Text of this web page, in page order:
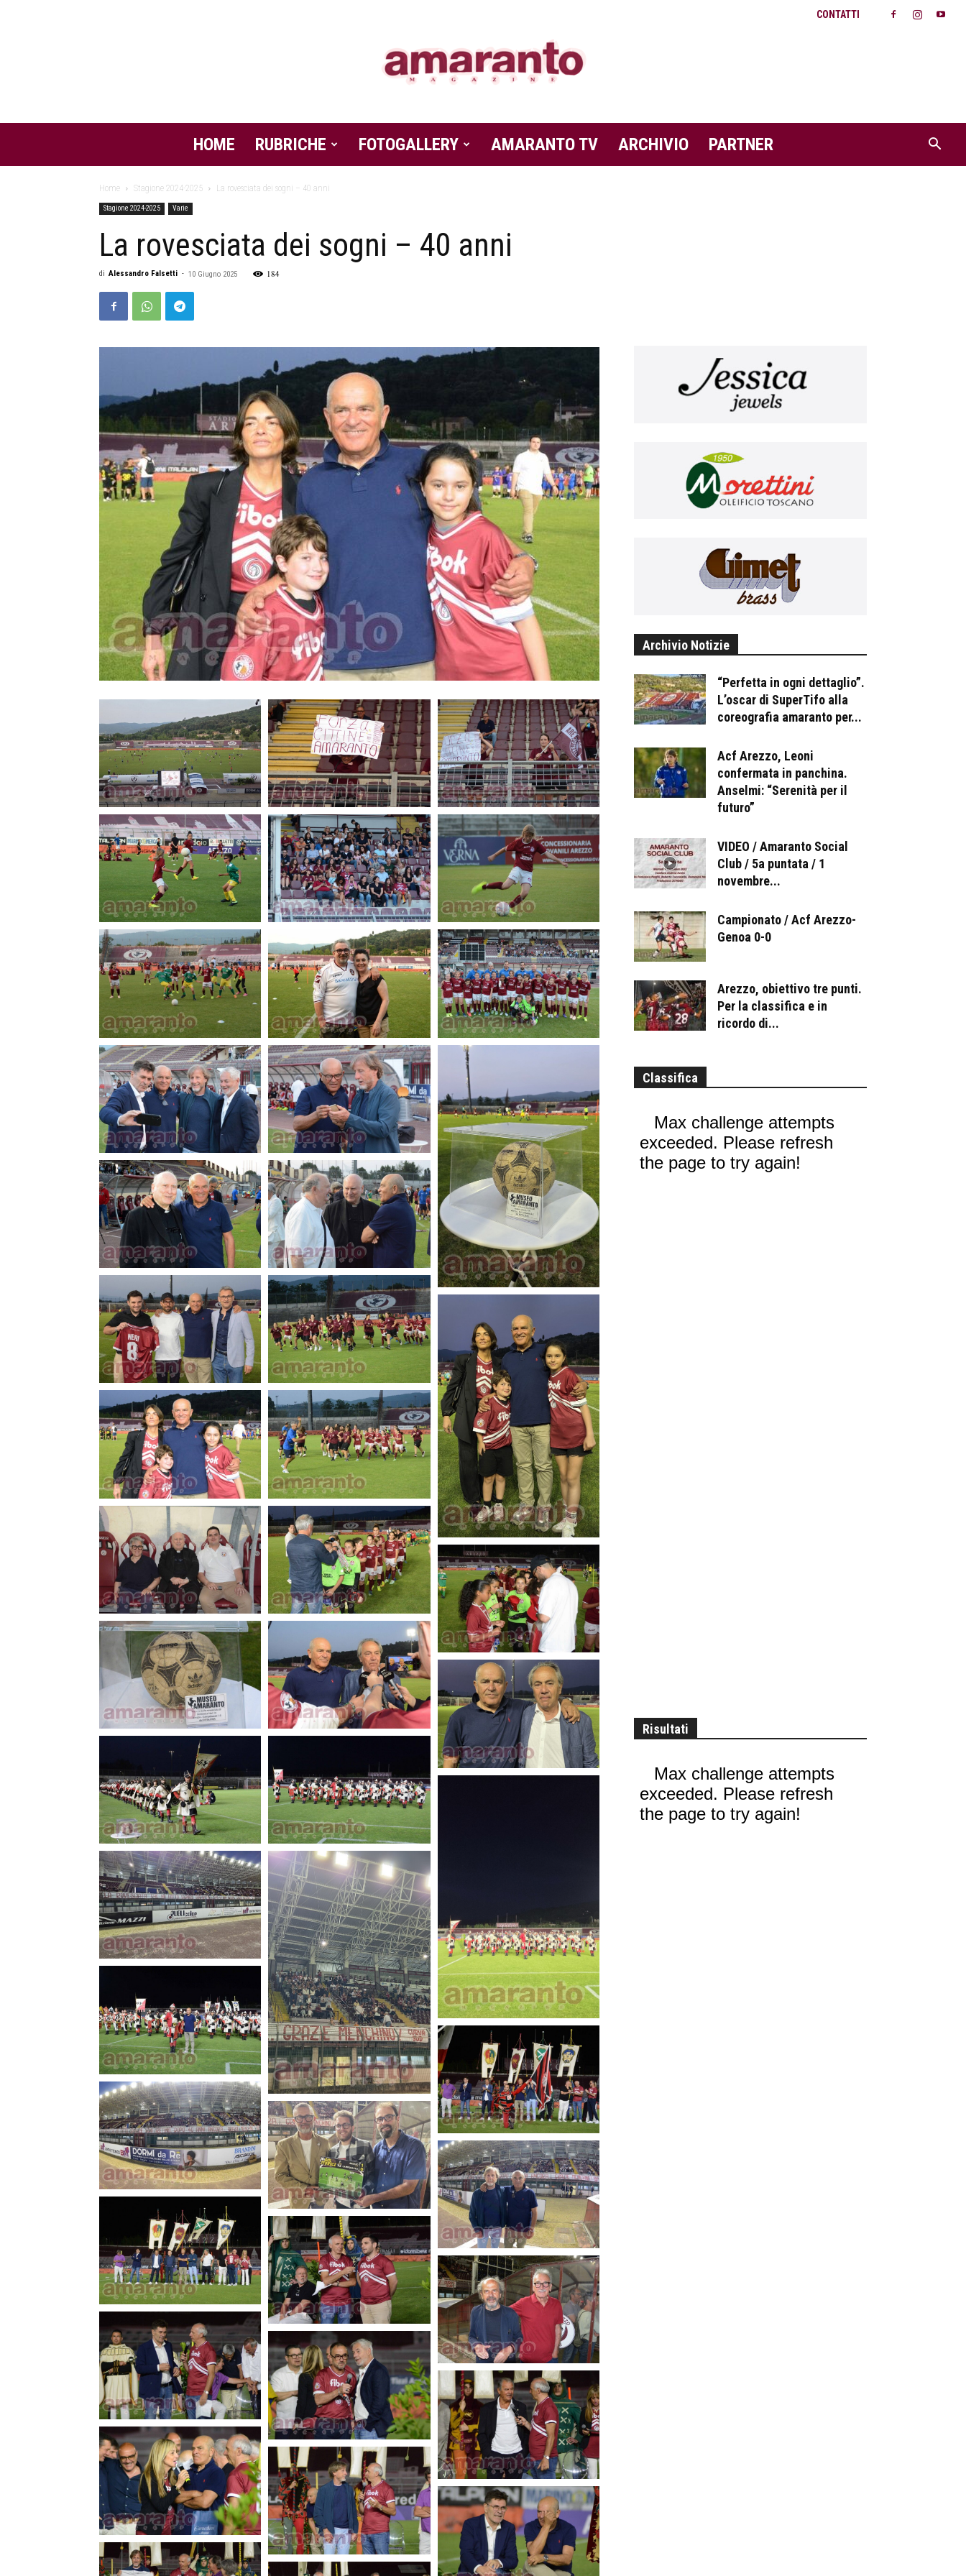
CONTATTI
Amaranto
Magazine
HOME RUBRICHE FOTOGALLERY AMARANTO TV ARCHIVIO PARTNER
Home Stagione 2024-2025 La rovesciata dei sogni – 40 anni
Stagione 2024-2025 Varie
La rovesciata dei sogni – 40 anni
di Alessandro Falsetti - 10 Giugno 2025 184
Archivio Notizie
“Perfetta in ogni dettaglio”.
L’oscar di SuperTifo alla
coreografia amaranto per...
Acf Arezzo, Leoni
confermata in panchina.
Anselmi: “Serenità per il
futuro”
VIDEO / Amaranto Social
Club / 5a puntata / 1
novembre...
Campionato / Acf Arezzo-
Genoa 0-0
Arezzo, obiettivo tre punti.
Per la classifica e in
ricordo di...
Classifica
Risultati